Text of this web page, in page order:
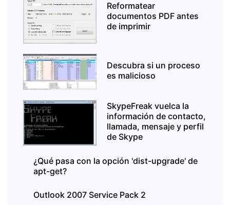
Reformatear
documentos PDF antes
de imprimir
Descubra si un proceso
es malicioso
SkypeFreak vuelca la
información de contacto,
llamada, mensaje y perfil
de Skype
¿Qué pasa con la opción 'dist-upgrade' de
apt-get?
Outlook 2007 Service Pack 2